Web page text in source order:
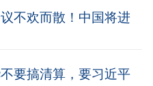
不欢而散！中国将进
要搞清算，要习近平